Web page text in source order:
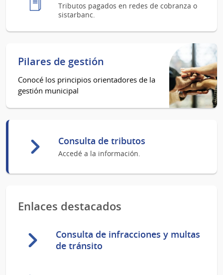
Tributos pagados en redes de cobranza o
sistarbanc.
Pilares de gestión
Conocé los principios orientadores de la
gestión municipal
Consulta de tributos
Accedé a la información.
Enlaces destacados
Consulta de infracciones y multas
de tránsito